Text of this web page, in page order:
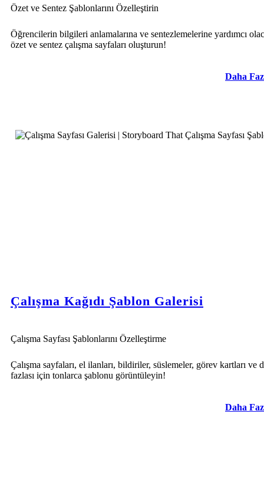
Özet ve Sentez Şablonlarını Özelleştirin
Öğrencilerin bilgileri anlamalarına ve sentezlemelerine yardımcı
özet ve sentez çalışma sayfaları oluşturun!
Daha
Çalışma Kağıdı Şablon Galerisi
Çalışma Sayfası Şablonlarını Özelleştirme
Çalışma sayfaları, el ilanları, bildiriler, süslemeler, görev kartları ve
fazlası için tonlarca şablonu görüntüleyin!
Daha